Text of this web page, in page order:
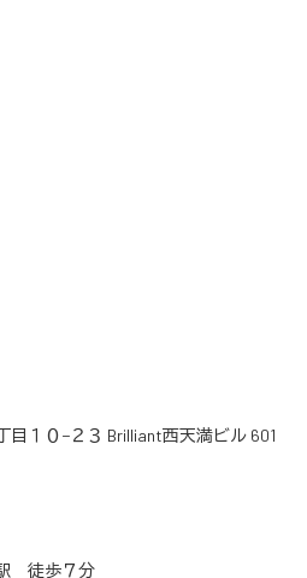
目１０−２３ Brilliant西天満ビル 601
徒歩７分